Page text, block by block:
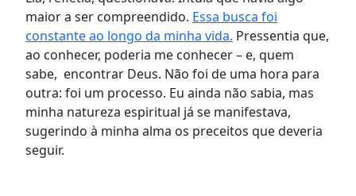
maior a ser compreendido. Essa busca foi
constante ao longo da minha vida. Pressentia que,
ao conhecer, poderia me conhecer – e, quem
sabe, encontrar Deus. Não foi de uma hora para
outra: foi um processo. Eu ainda não sabia, mas
minha natureza espiritual já se manifestava,
sugerindo à minha alma os preceitos que deveria
seguir.